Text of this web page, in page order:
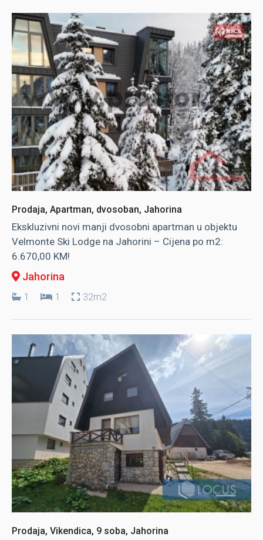
Prodaja, Apartman, dvosoban, Jahorina
Ekskluzivni novi manji dvosobni apartman u objektu
Velmonte Ski Lodge na Jahorini – Cijena po m2:
6.670,00 KM!
Jahorina
1 1 32m2
Prodaja, Vikendica, 9 soba, Jahorina